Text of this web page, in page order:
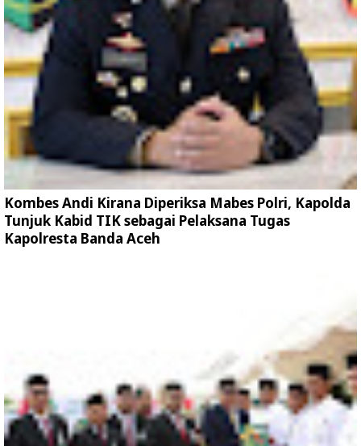
Kombes Andi Kirana Diperiksa Mabes Polri, Kapolda
Tunjuk Kabid TIK sebagai Pelaksana Tugas
Kapolresta Banda Aceh